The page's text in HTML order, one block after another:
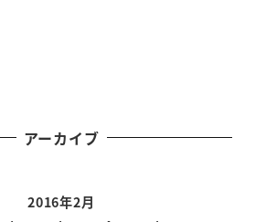
アーカイブ
2016年2月